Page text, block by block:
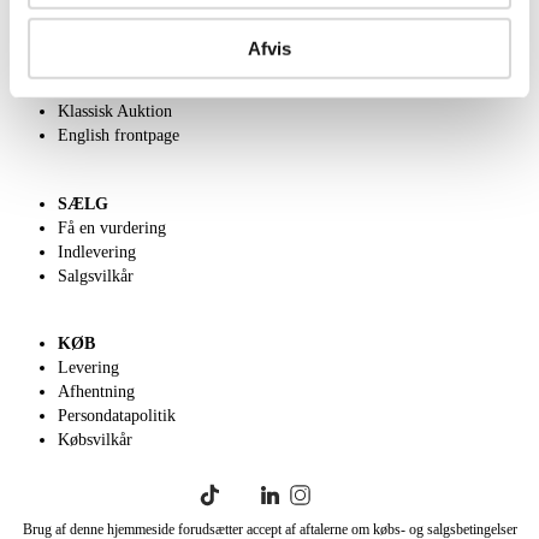
Afvis
OM OS
Klassisk Auktion
English frontpage
SÆLG
Få en vurdering
Indlevering
Salgsvilkår
KØB
Levering
Afhentning
Persondatapolitik
Købsvilkår
Brug af denne hjemmeside forudsætter accept af aftalerne om købs- og salgsbetingelser